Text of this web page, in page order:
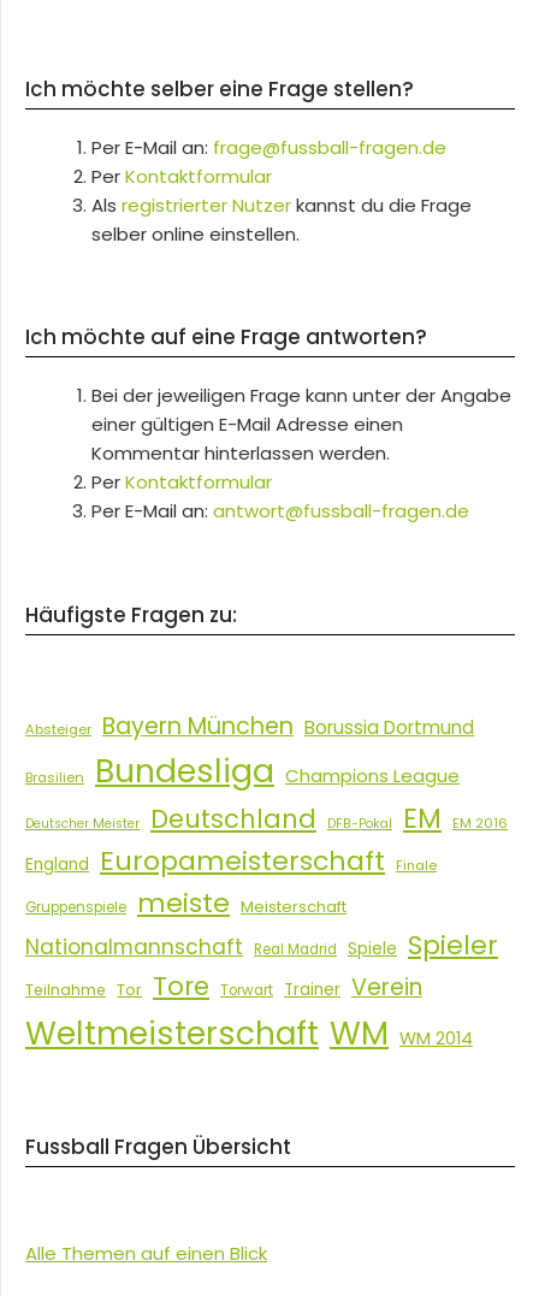
Ich möchte selber eine Frage stellen?
Per E-Mail an: frage@fussball-fragen.de
PerKontaktformular
Als registrierter Nutzerkannst du die Frage
selber online einstellen.
Ich möchte auf eine Frage antworten?
Bei der jeweiligen Frage kann unter der Angabe
einer gültigen E-Mail Adresse einen
Kommentar hinterlassen werden.
PerKontaktformular
Per E-Mail an: antwort@fussball-fragen.de
Häufigste Fragen zu:
Absteiger Bayern München Borussia Dortmund
Brasilien Bundesliga Champions League
Deutscher Meister Deutschland DFB-Pokal EM EM 2016
England Europameisterschaft Finale
Gruppenspiele meiste Meisterschaft
Nationalmannschaft Real Madrid Spiele Spieler
Teilnahme Tor Tore Torwart Trainer Verein
Weltmeisterschaft WM WM 2014
Fussball Fragen Übersicht
Alle Themen auf einen Blick